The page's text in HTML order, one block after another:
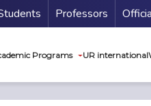
Professors
Programs UR international